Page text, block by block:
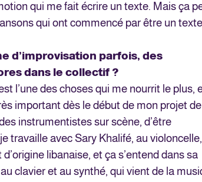
qui me fait écrire un texte. Mais ça
qui ont commencé par être un
d’improvisation parfois, des
dans le collectif ?
l’une des choses qui me nourrit le plus,
important dès le début de mon projet de
instrumentistes sur scène, d’être
travaille avec Sary Khalifé, au violoncelle,
libanaise, et ça s’entend dans sa
clavier et au synthé, qui vient de la